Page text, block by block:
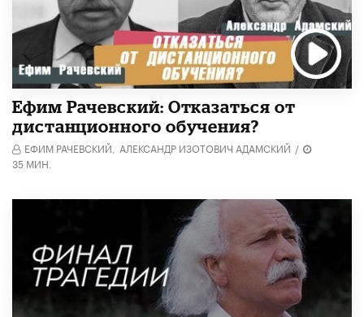
Ефим Рачевский: Отказаться от
дистанционного обучения?
ЕФИМ РАЧЕВСКИЙ, АЛЕКСАНДР ИЗОТОВИЧ АДАМСКИЙ /
35 МИН.